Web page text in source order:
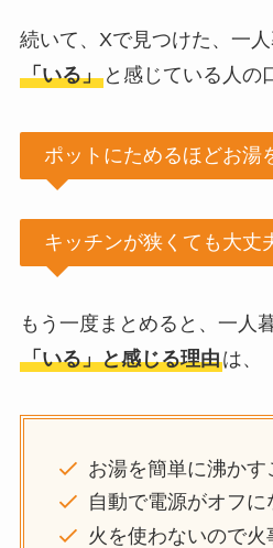
続いて、Xで見つけた、一
「いる」と感じている人の
ポットにためるほどお湯
キッチンが狭くても大丈
もう一度まとめると、一人
「いる」と感じる理由は、
お湯を簡単に沸かす
自動で電源がオフに
火を使わないので